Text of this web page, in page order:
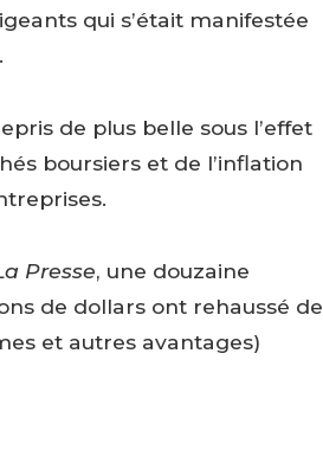
qui s’était manifestée
de plus belle sous l’effet
boursiers et de l’inflation
Presse, une douzaine
de dollars ont rehaussé de
et autres avantages)